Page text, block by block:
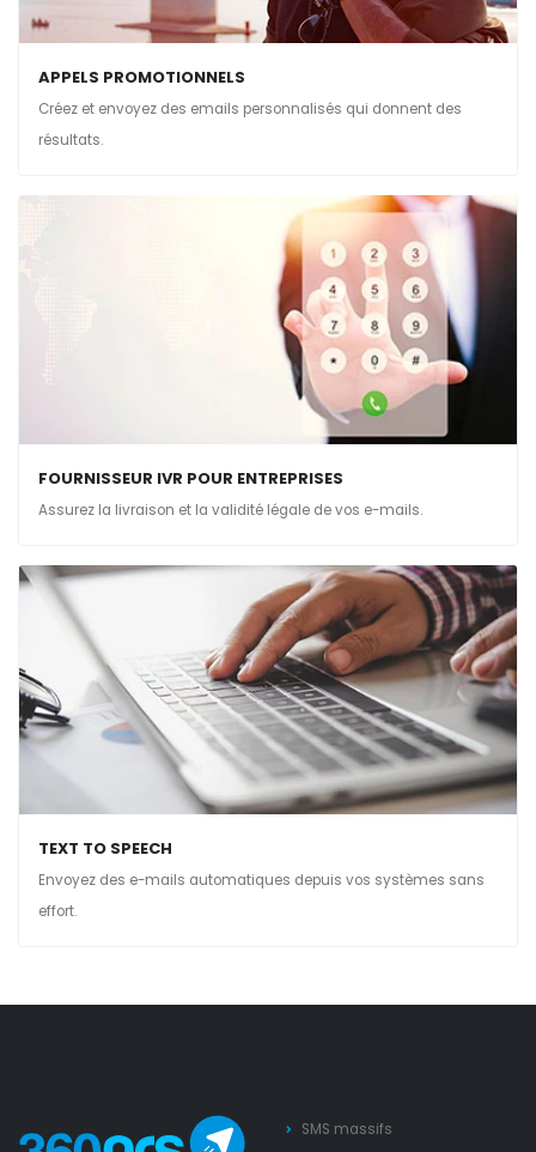
APPELS PROMOTIONNELS
Créez et envoyez des emails personnalisés qui donnent des
résultats.
FOURNISSEUR IVR POUR ENTREPRISES
Assurez la livraison et la validité légale de vos e-mails.
TEXT TO SPEECH
Envoyez des e-mails automatiques depuis vos systèmes sans
effort.
SMS massifs